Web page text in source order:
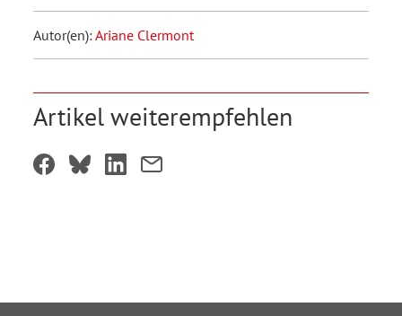
Autor(en):Ariane Clermont
Artikel weiterempfehlen